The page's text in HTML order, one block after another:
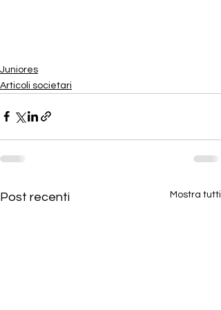
Juniores
Articoli societari
Post recenti Mostra tutti